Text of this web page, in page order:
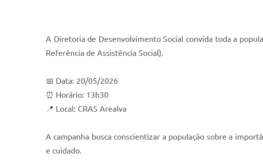
A Diretoria de Desenvolvimento Social convida toda a
Referência de Assistência Social).
📅 Data: 20/05/2026
⏰ Horário: 13h30
📍 Local: CRAS Arealva
A campanha busca conscientizar a população sobre a
e cuidado.